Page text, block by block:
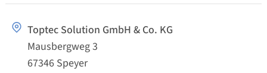
Toptec Solution GmbH & Co. KG
Mausbergweg 3
67346 Speyer